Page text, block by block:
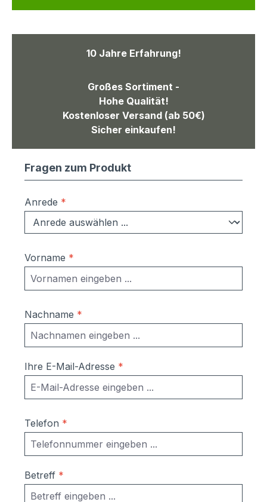
10 Jahre Erfahrung!
Großes Sortiment -
Hohe Qualität!
Kostenloser Versand (ab 50€)
Sicher einkaufen!
Fragen zum Produkt
Anrede *
Vorname *
Nachname *
Ihre E-Mail-Adresse *
Telefon *
Betreff *